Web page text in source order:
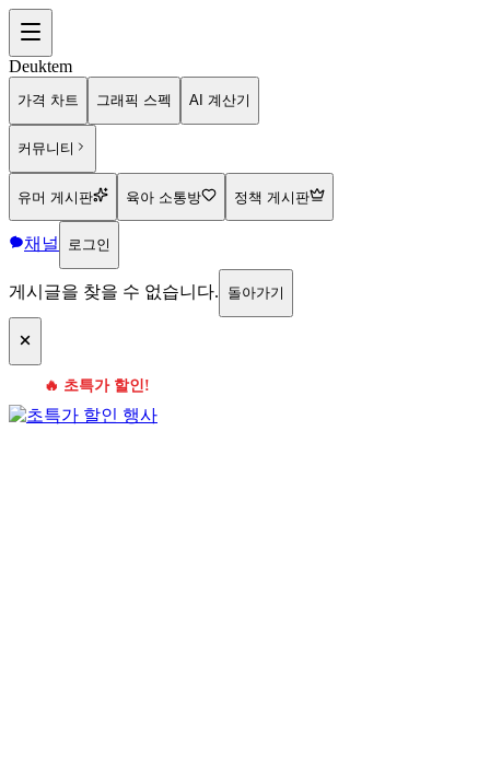
Deuktem
가격 차트 그래픽 스펙 AI 계산기
커뮤니티
유머 게시판 육아 소통방 정책 게시판
채널 로그인
게시글을 찾을 수 없습니다. 돌아가기
🔥 초특가 할인!